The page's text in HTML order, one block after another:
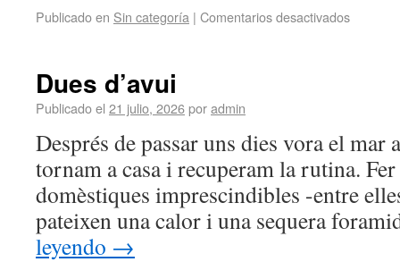
Publicado en Sin categoría | Comentarios desactivados
Dues d’avui
Publicado el 21 julio, 2026poradmin
Després de passar uns dies vora el mar
tornam a casa i recuperam la rutina.
domèstiques imprescindibles -entre
pateixen una calor i una sequera
leyendo →